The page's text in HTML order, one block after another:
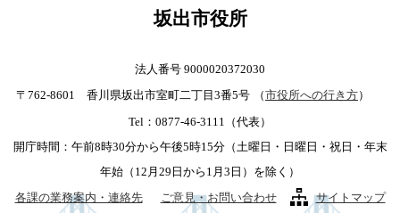
坂出市役所
法人番号 9000020372030
〒762-8601 香川県坂出市室町二丁目3番5号
（市役所への行き方）
Tel：0877-46-3111（代表）
開庁時間：午前8時30分から午後5時15分（土曜日・日曜日・祝日・年末
年始（12月29日から1月3日）を除く）
各課の業務案内・連絡先
ご意見・お問い合わせ サイトマップ